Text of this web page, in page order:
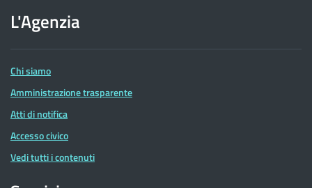
dell'Agenzia
delle
Entrate
L'Agenzia
Chi siamo
Amministrazione trasparente
Atti di notifica
Accesso civico
Vedi tutti i contenuti